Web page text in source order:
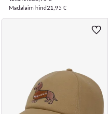
Madalaim hind21,95 €